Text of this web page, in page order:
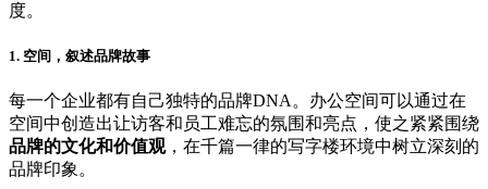
度。
1. 空间，叙述品牌故事
每一个企业都有自己独特的品牌DNA。办公空间可以通过在
空间中创造出让访客和员工难忘的氛围和亮点，使之紧紧围绕
品牌的文化和价值观，在千篇一律的写字楼环境中树立深刻的
品牌印象。